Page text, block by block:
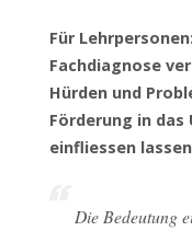
Für Lehrpersonen:
Fachdiagnose
Hürden und
Förderung in
einfliessen
Die Bedeutung